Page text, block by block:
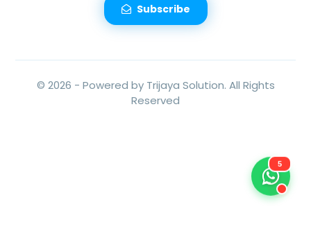
Subscribe
© 2026 - Powered by Trijaya Solution. All Rights
Reserved
5